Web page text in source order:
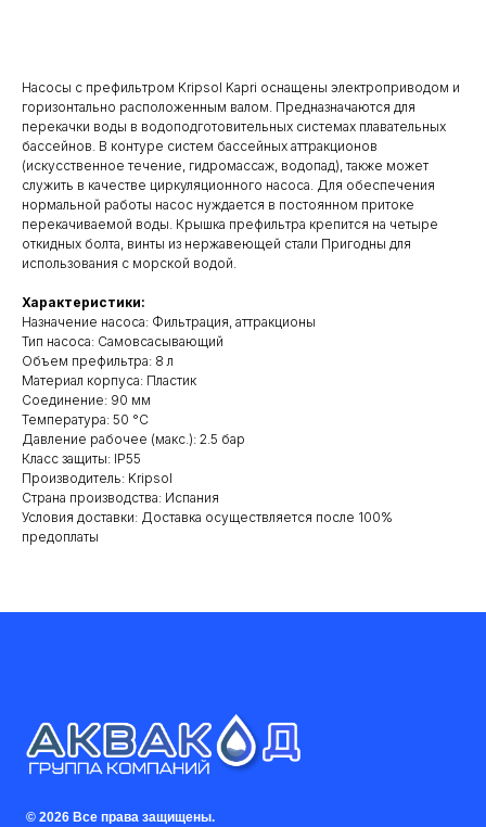
Насосы с префильтром Kripsol Kapri оснащены электроприводом и
горизонтально расположенным валом. Предназначаются для
перекачки воды в водоподготовительных системах плавательных
бассейнов. В контуре систем бассейных аттракционов
(искусственное течение, гидромассаж, водопад), также может
служить в качестве циркуляционного насоса. Для обеспечения
нормальной работы насос нуждается в постоянном притоке
перекачиваемой воды. Крышка префильтра крепится на четыре
откидных болта, винты из нержавеющей стали Пригодны для
использования с морской водой.
Характеристики:
Назначение насоса: Фильтрация, аттракционы
Тип насоса: Самовсасывающий
Объем префильтра: 8 л
Материал корпуса: Пластик
Соединение: 90 мм
Температура: 50 °С
Давление рабочее (макс.): 2.5 бар
Класс защиты: IP55
Производитель: Kripsol
Cтрана производства: Испания
Условия доставки: Доставка осуществляется после 100%
предоплаты
© 2026 Все права защищены.